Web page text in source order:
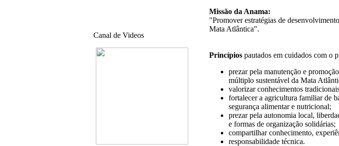
Canal de Videos
Missão da Anama:
"Promover estratégias de
Mata Atlântica".
Princípios pautados em cuidados com o
prezar pela manutenção e
múltiplo sustentável da Mata
valorizar conhecimentos
fortalecer a agricultura familiar de
segurança alimentar e nutricional;
prezar pela autonomia local,
e formas de organização solidárias;
compartilhar conhecimento,
responsabilidade técnica.